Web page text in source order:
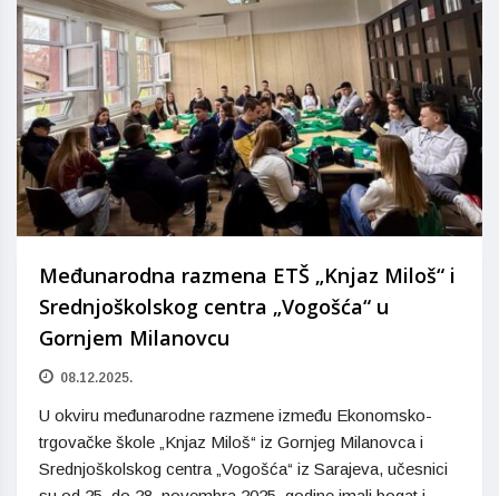
Međunarodna razmena ETŠ „Knjaz Miloš“ i
Srednjoškolskog centra „Vogošća“ u
Gornjem Milanovcu
08.12.2025.
U okviru međunarodne razmene između Ekonomsko-
trgovačke škole „Knjaz Miloš“ iz Gornjeg Milanovca i
Srednjoškolskog centra „Vogošća“ iz Sarajeva, učesnici